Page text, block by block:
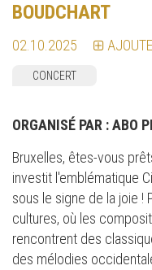
BOUDCHART
02.10.2025
CONCERT
ORGANISÉ PAR :ABO
Bruxelles, êtes-vous
investit l'emblématique
sous le signe de la joie !
cultures, où les
rencontrent des
des mélodies